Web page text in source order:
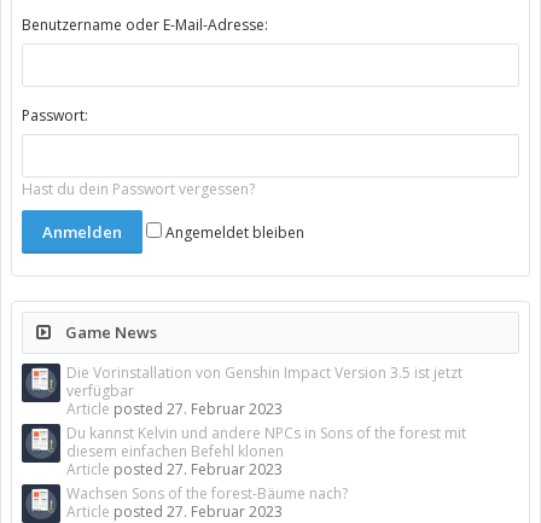
Benutzername oder E-Mail-Adresse:
Passwort:
Hast du dein Passwort vergessen?
Angemeldet bleiben
Game News
Die Vorinstallation von Genshin Impact Version 3.5 ist jetzt
verfügbar
Article posted 27. Februar 2023
Du kannst Kelvin und andere NPCs in Sons of the forest mit
diesem einfachen Befehl klonen
Article posted 27. Februar 2023
Wachsen Sons of the forest-Bäume nach?
Article posted 27. Februar 2023